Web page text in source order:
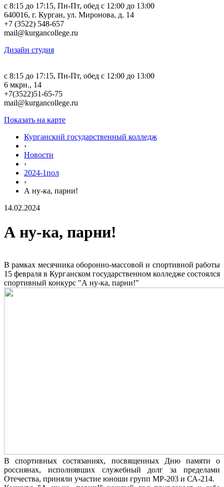
c 8:15 до 17:15, Пн-Пт, обед с 12:00 до 13:00
640016, г. Курган, ул. Миронова, д. 14
+7 (3522) 548-657
mail@kurgancollege.ru
Дизайн студия
c 8:15 до 17:15, Пн-Пт, обед с 12:00 до 13:00
6 мкрн., 14
+7(3522)51-65-75
mail@kurgancollege.ru
Показать на карте
Курганский государственный колледж
›
Новости
›
2024-1пол
›
А ну-ка, парни!
14.02.2024
А ну-ка, парни!
В рамках месячника оборонно-массовой и спортивной работы
15 февраля в Курганском государственном колледже состоялся
спортивный конкурс "А ну-ка, парни!"
В спортивных состязаниях, посвященных Дню памяти о
россиянах, исполнявших служебный долг за пределами
Отечества, приняли участие юноши групп МР-203 и СА-214.